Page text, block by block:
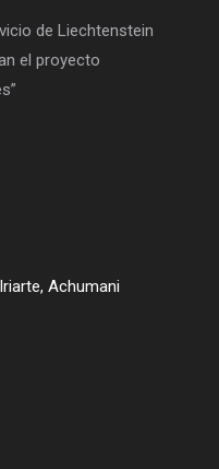
de Liechtenstein
el proyecto
Achumani